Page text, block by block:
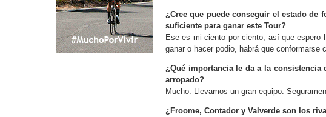
¿Cree que puede conseguir el estado de
suficiente para ganar este Tour?
Ese es mi ciento por ciento, así que espero
ganar o hacer podio, habrá que conformarse
¿Qué importancia le da a la
arropado?
Mucho. Llevamos un gran equipo.
¿Froome, Contador y Valverde son los